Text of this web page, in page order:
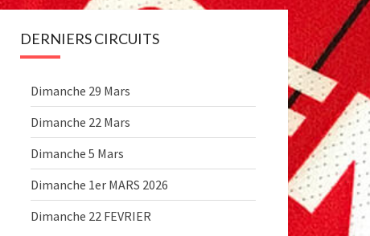
DERNIERS CIRCUITS
Dimanche 29 Mars
Dimanche 22 Mars
Dimanche 5 Mars
Dimanche 1er MARS 2026
Dimanche 22 FEVRIER